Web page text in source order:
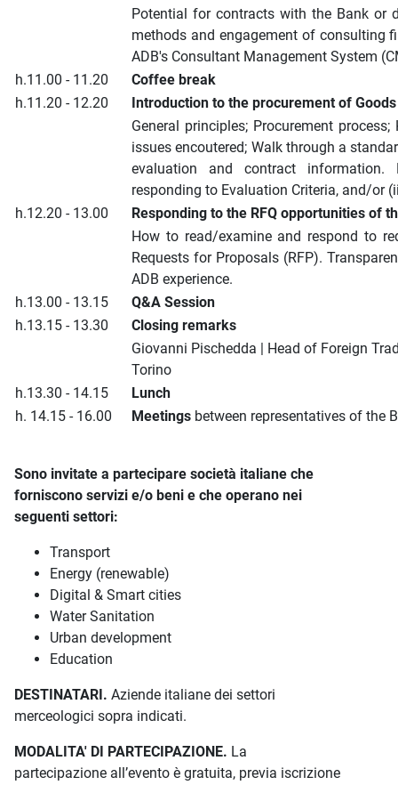
Potential for contracts with the Bank or
methods and engagement of consulting
ADB's Consultant Management System
h.11.00 - 11.20
Coffee break
h.11.20 - 12.20
Introduction to the procurement of Goods
General principles; Procurement
issues encoutered; Walk through a
evaluation and contract
responding to Evaluation Criteria, and/or
h.12.20 - 13.00
Responding to the RFQ opportunities of
How to read/examine and respond to
Requests for Proposals (RFP).
ADB experience.
h.13.00 - 13.15
Q&A Session
h.13.15 - 13.30
Closing remarks
Giovanni Pischedda | Head of Foreign
Torino
h.13.30 - 14.15
Lunch
h. 14.15 - 16.00
Meetings between representatives of the
Sono invitate a partecipare società italiane che
forniscono servizi e/o beni e che operano nei
seguenti settori:
Transport
Energy (renewable)
Digital & Smart cities
Water Sanitation
Urban development
Education
DESTINATARI. Aziende italiane dei settori
merceologici sopra indicati.
MODALITA' DI PARTECIPAZIONE. La
partecipazione all’evento è gratuita, previa iscrizione